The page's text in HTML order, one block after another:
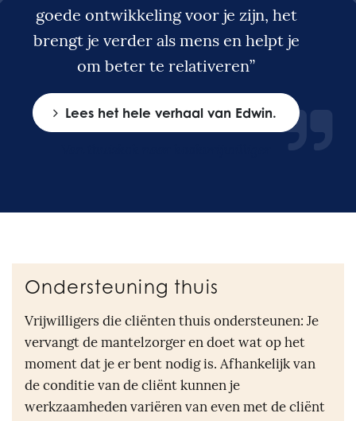
goede ontwikkeling voor je zijn, het
brengt je verder als mens en helpt je
om beter te relativeren”
Lees het hele verhaal van Edwin.
Ondersteuning thuis
Vrijwilligers die cliënten thuis ondersteunen: Je
vervangt de mantelzorger en doet wat op het
moment dat je er bent nodig is. Afhankelijk van
de conditie van de cliënt kunnen je
werkzaamheden variëren van even met de cliënt